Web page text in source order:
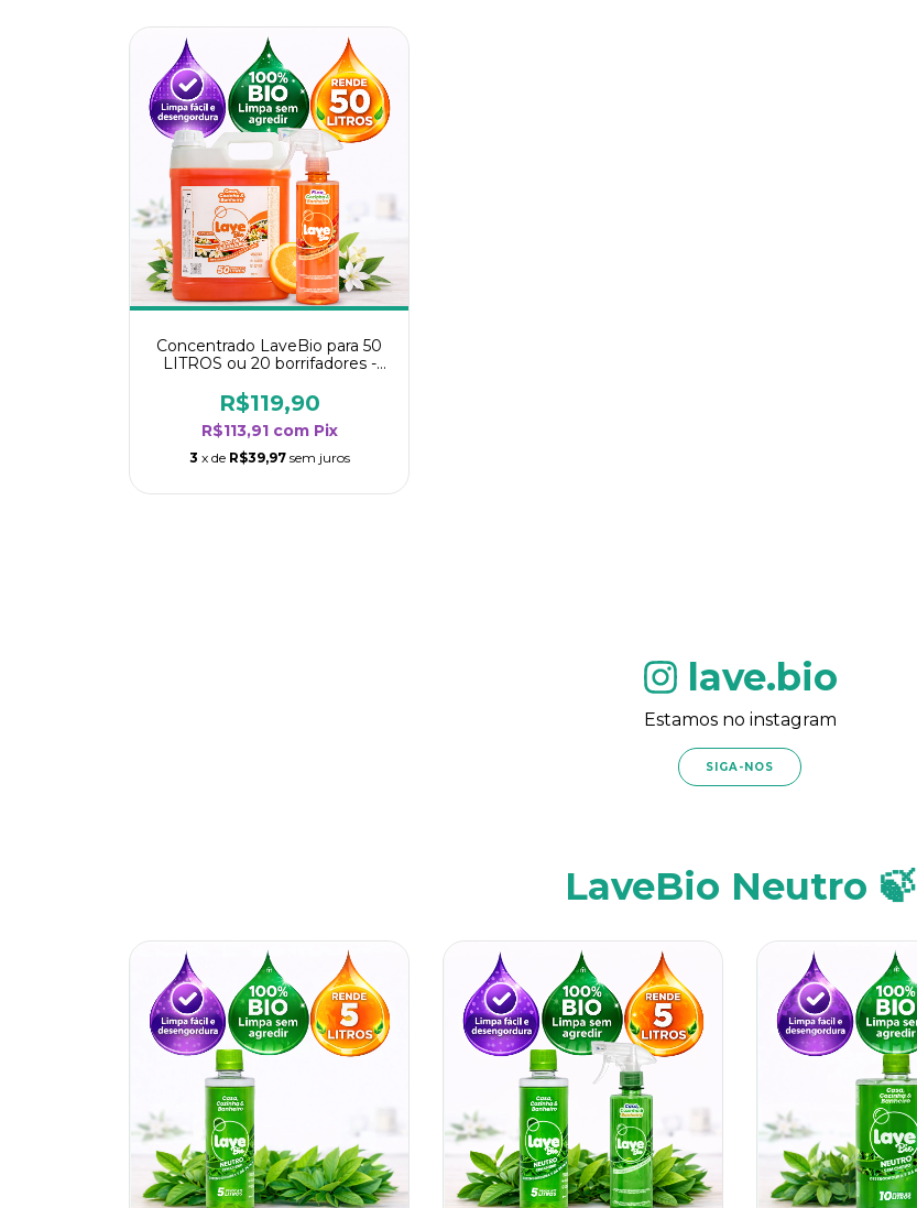
Concentrado LaveBio para 50
LITROS ou 20 borrifadores -
- Flor de Laranjeira
R$119,90
R$113,91 com Pix
3 x de R$39,97 sem juros
lave.bio
Estamos no instagram
SIGA-NOS
LaveBio Neutro 🍃